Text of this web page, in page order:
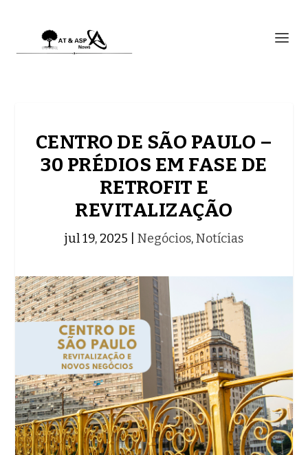
CENTRO DE SÃO PAULO –
30 PRÉDIOS EM FASE DE
RETROFIT E
REVITALIZAÇÃO
jul 19, 2025 Negócios,Notícias